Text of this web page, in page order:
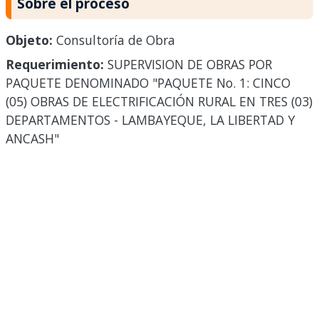
Objeto: Consultoría de Obra
Requerimiento: SUPERVISION DE OBRAS POR
PAQUETE DENOMINADO "PAQUETE No. 1: CINCO
(05) OBRAS DE ELECTRIFICACIÓN RURAL EN TRES (03)
DEPARTAMENTOS - LAMBAYEQUE, LA LIBERTAD Y
ANCASH"